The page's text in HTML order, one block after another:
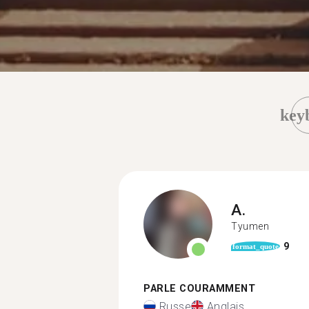
A.
Tyumen
format_quote 9
PARLE COURAMMENT
Russe Anglais